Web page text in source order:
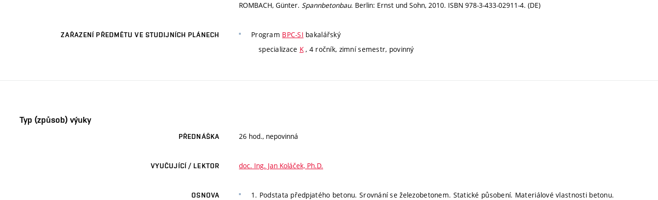
ROMBACH, Günter. Spannbetonbau. Berlin: Ernst und Sohn, 2010. ISBN 978-3-433-02911-4. (DE)
ZAŘAZENÍ PŘEDMĚTU VE STUDIJNÍCH PLÁNECH Program BPC-SI bakalářský
specializace K, 4 ročník, zimní semestr, povinný
Typ (způsob) výuky
PŘEDNÁŠKA 26 hod., nepovinná
VYUČUJÍCÍ / LEKTOR doc. Ing. Jan Koláček, Ph.D.
OSNOVA
1. Podstata předpjatého betonu. Srovnání se železobetonem. Statické působení. Materiálové vlastnosti betonu.